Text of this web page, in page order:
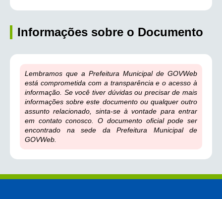
Informações sobre o Documento
Lembramos que a Prefeitura Municipal de GOVWeb
está comprometida com a transparência e o acesso à
informação. Se você tiver dúvidas ou precisar de mais
informações sobre este documento ou qualquer outro
assunto relacionado, sinta-se à vontade para entrar
em contato conosco. O documento oficial pode ser
encontrado na sede da Prefeitura Municipal de
GOVWeb.